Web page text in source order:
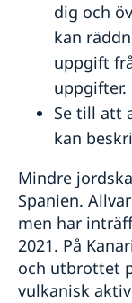
dig och
kan
uppgift
uppgifter.
Se till att
kan
Mindre
Spanien.
men har
2021. På
och utbrottet
vulkanisk